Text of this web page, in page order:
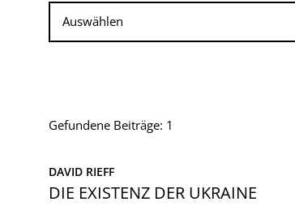
Gefundene Beiträge: 1
DAVID RIEFF
DIE EXISTENZ DER UKRAINE